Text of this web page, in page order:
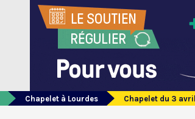
Chapelet à Lourdes Chapelet du 3